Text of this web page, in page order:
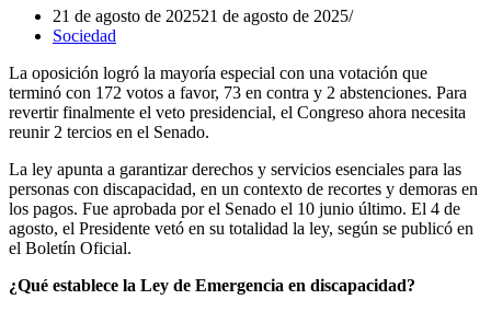
21 de agosto de 202521 de agosto de 2025
Sociedad
La oposición logró la mayoría especial con una votación que
terminó con 172 votos a favor, 73 en contra y 2 abstenciones. Para
revertir finalmente el veto presidencial, el Congreso ahora necesita
reunir 2 tercios en el Senado.
La ley apunta a garantizar derechos y servicios esenciales para las
personas con discapacidad, en un contexto de recortes y demoras en
los pagos. Fue aprobada por el Senado el 10 junio último. El 4 de
agosto, el Presidente vetó en su totalidad la ley, según se publicó en
el Boletín Oficial.
¿Qué establece la Ley de Emergencia en discapacidad?